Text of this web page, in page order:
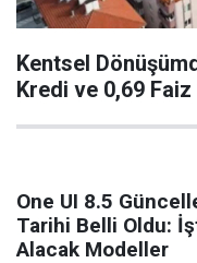
Kentsel
Kredi ve 0,69 Faiz
One UI 8.5
Tarihi Belli Oldu:
Alacak Modeller